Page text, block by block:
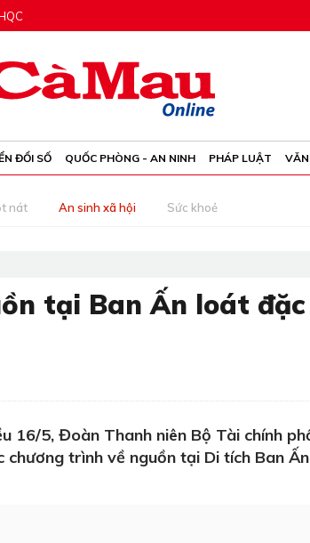
ĐỔI SỐ QUỐC PHÒNG - AN NINH PHÁP LUẬT
nát An sinh xã hội Sức khoẻ
tại Ban Ấn loát đặc
16/5, Đoàn Thanh niên Bộ Tài chính
trình về nguồn tại Di tích Ban